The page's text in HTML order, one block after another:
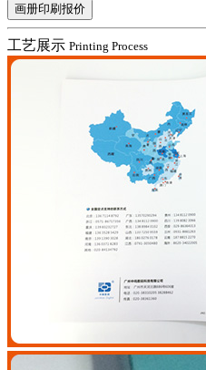
画册印刷报价
工艺展示 Printing Process